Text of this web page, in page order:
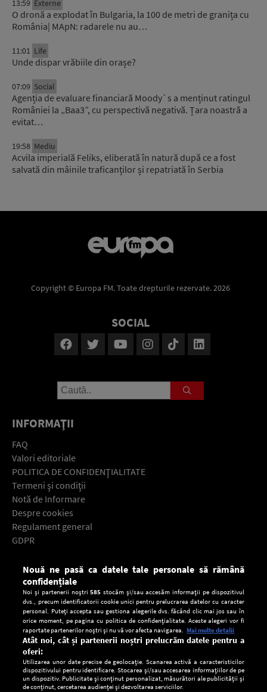
13:59 Externe
O dronă a explodat în Bulgaria, la 100 de metri de granița cu
România| MApN: radarele nu au…
11:01 Life
Unde dispar vrăbiile din orașe?
07:09 Social
Agenția de evaluare financiară Moody`s a menținut ratingul
României la „Baa3”, cu perspectivă negativă. Țara noastră a
evitat…
19:58 Mediu
Acvila imperială Feliks, eliberată în natură după ce a fost
salvată din mâinile traficanților și repatriată în Serbia
Copyright © Europa FM. Toate drepturile rezervate. 2026
SOCIAL
INFORMAŢII
FAQ
Valori editoriale
POLITICA DE CONFIDENŢIALITATE
Termeni şi condiţii
Notă de Informare
Despre cookies
Regulament general
GDPR
Descarcă gratuit aplicaţia Europa FM pentru smartphone:
Nouă ne pasă ca datele tale personale să rămână
confidențiale
Noi și partenerii noștri585 stocăm și/sau accesăm informații pe dispozitivul
dvs., precum identificatorii cookie unici pentru prelucrarea datelor cu caracter
personal. Puteți accepta sau gestiona alegerile dvs. făcând clic mai jos sau în
orice moment, pe pagina cu politica de confidențialitate. Aceste alegeri vor fi
raportate partenerilor noștri și nu vă vor afecta navigarea. Mai multe detalii
Atât noi, cât și partenerii noștri prelucrăm datele pentru a
oferi:
Utilizarea unor date precise de geolocație. Scanarea activă a caracteristicilor
dispozitivului pentru identificare. Stocarea și/sau accesarea informațiilor de pe
un dispozitiv. Publicitate și conținut personalizat, măsurători ale publicității și
de conținut, cercetarea audienței și dezvoltarea serviciilor.